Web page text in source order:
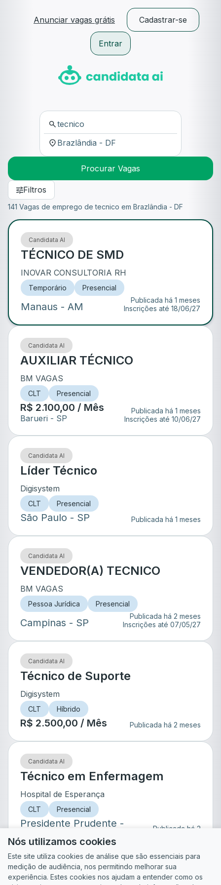
Anunciar vagas grátis Cadastrar-se
Entrar
Procurar Vagas
Filtros
141 Vagas de emprego de tecnico em Brazlândia - DF
Candidata AI
TÉCNICO DE SMD
INOVAR CONSULTORIA RH
Temporário Presencial
Manaus - AM
Publicada há 1 meses
Inscrições até 18/06/27
Candidata AI
AUXILIAR TÉCNICO
BM VAGAS
CLT Presencial
R$ 2.100,00 / Mês
Barueri - SP
Publicada há 1 meses
Inscrições até 10/06/27
Candidata AI
Líder Técnico
Digisystem
CLT Presencial
São Paulo - SP Publicada há 1 meses
Candidata AI
VENDEDOR(A) TECNICO
BM VAGAS
Pessoa Jurídica Presencial
Campinas - SP
Publicada há 2 meses
Inscrições até 07/05/27
Candidata AI
Técnico de Suporte
Digisystem
CLT Híbrido
R$ 2.500,00 / Mês Publicada há 2 meses
Candidata AI
Técnico em Enfermagem
Hospital de Esperança
CLT Presencial
Presidente Prudente -
Publicada há 2
de24
Nós utilizamos cookies
Este site utiliza cookies de análise que são essenciais para
medição de audiência, nos permitindo melhorar sua
experiência. Estes cookies nos ajudam a entender como os